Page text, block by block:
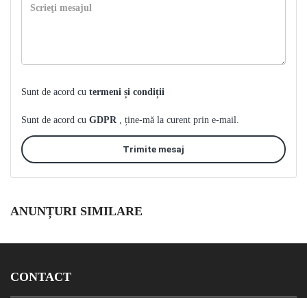
Sunt de acord cu termeni și condiții
Sunt de acord cu GDPR , ține-mă la curent prin e-mail.
Trimite mesaj
ANUNȚURI SIMILARE
CONTACT